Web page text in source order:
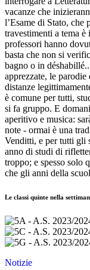
vacanze che
l’Esame di Stato,
travestimenti a tema
professori hanno
basta che non si
bagno o in
apprezzate, le
distanze
è comune per tutti,
si fa gruppo. E
aperitivo e musica:
note - ormai è una
Venditti, e per tutti gli
anno di studi di
troppo; e spesso solo
che gli anni della
Le classi quinte nella
Notizie